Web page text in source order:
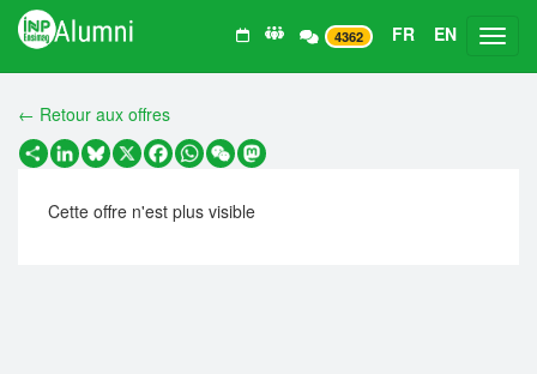
4362 FR EN
← Retour aux offres
PartagerLinkedIn
Bluesky
X Facebook
WhatsApp
WeChatMastodon
Cette offre n'est plus visible